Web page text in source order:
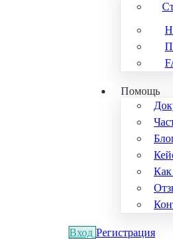
Помощь
Как
Вход Регистрация